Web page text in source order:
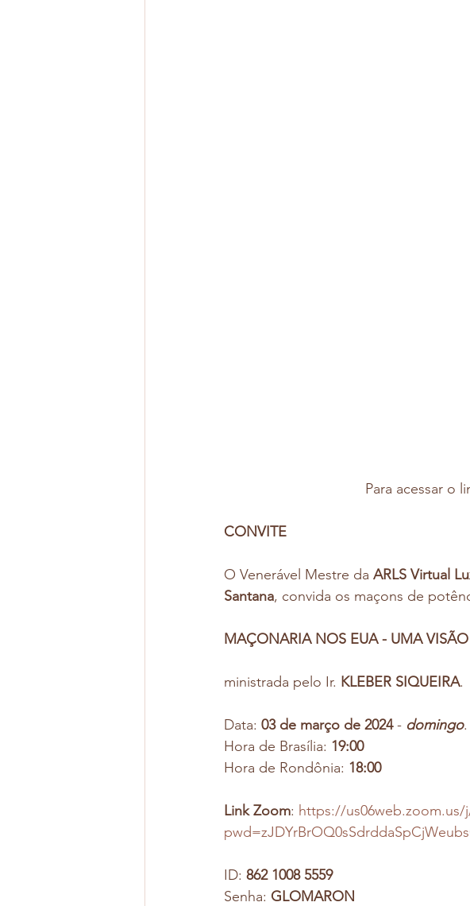
Para acessar o
CONVITE
O Venerável Mestre da ARLS Virtual
Santana, convida os maçons de
MAÇONARIA NOS EUA - UMA
ministrada pelo Ir. KLEBER SIQUEIRA.
Data: 03 de março de 2024 - domingo
Hora de Brasília: 19:00
Hora de Rondônia: 18:00
Link Zoom: https://us06web.zoom.us/
ID: 862 1008 5559
Senha: GLOMARON